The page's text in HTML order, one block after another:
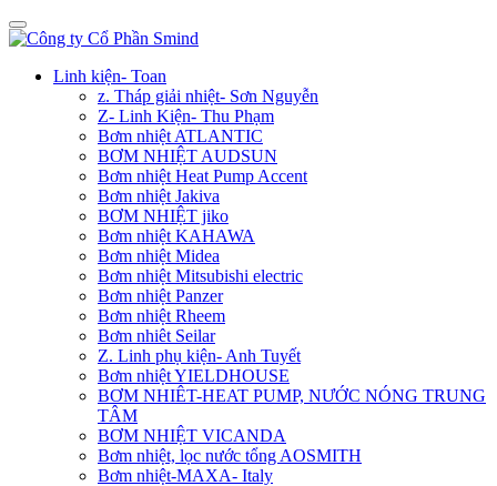
Linh kiện- Toan
z. Tháp giải nhiệt- Sơn Nguyễn
Z- Linh Kiện- Thu Phạm
Bơm nhiệt ATLANTIC
BƠM NHIỆT AUDSUN
Bơm nhiệt Heat Pump Accent
Bơm nhiệt Jakiva
BƠM NHIỆT jiko
Bơm nhiệt KAHAWA
Bơm nhiệt Midea
Bơm nhiệt Mitsubishi electric
Bơm nhiệt Panzer
Bơm nhiệt Rheem
Bơm nhiêt Seilar
Z. Linh phụ kiện- Anh Tuyết
Bơm nhiệt YIELDHOUSE
BƠM NHIÊT-HEAT PUMP, NƯỚC NÓNG TRUNG
TÂM
BƠM NHIỆT VICANDA
Bơm nhiệt, lọc nước tổng AOSMITH
Bơm nhiệt-MAXA- Italy